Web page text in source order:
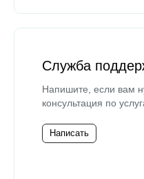
Служба
Напишите, если вам
консультация по
Написать